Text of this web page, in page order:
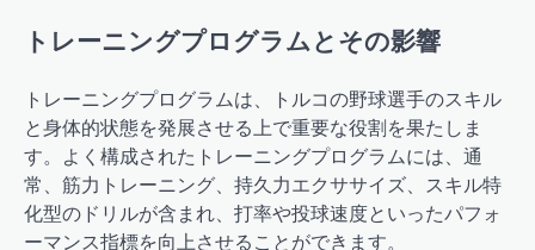
トレーニングプログラムとその影響
トレーニングプログラムは、トルコの野球選手のスキル
と身体的状態を発展させる上で重要な役割を果たしま
す。よく構成されたトレーニングプログラムには、通
常、筋力トレーニング、持久力エクササイズ、スキル特
化型のドリルが含まれ、打率や投球速度といったパフォ
ーマンス指標を向上させることができます。